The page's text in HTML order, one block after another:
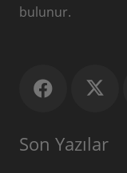
bulunur.
Son Yazılar